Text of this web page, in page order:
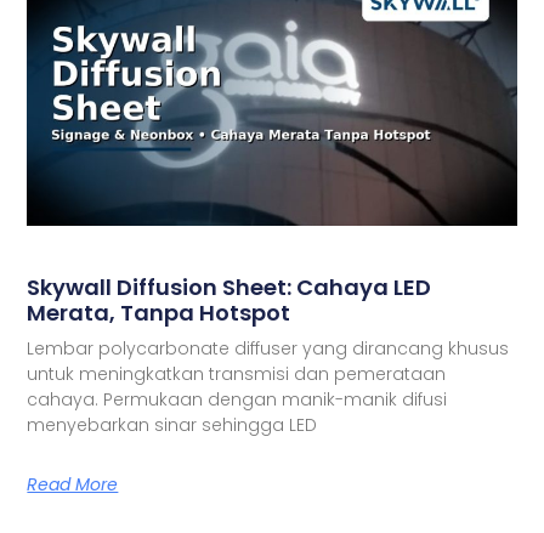
Skywall Diffusion Sheet: Cahaya LED
Merata, Tanpa Hotspot
Lembar polycarbonate diffuser yang dirancang khusus
untuk meningkatkan transmisi dan pemerataan
cahaya. Permukaan dengan manik-manik difusi
menyebarkan sinar sehingga LED
Read More